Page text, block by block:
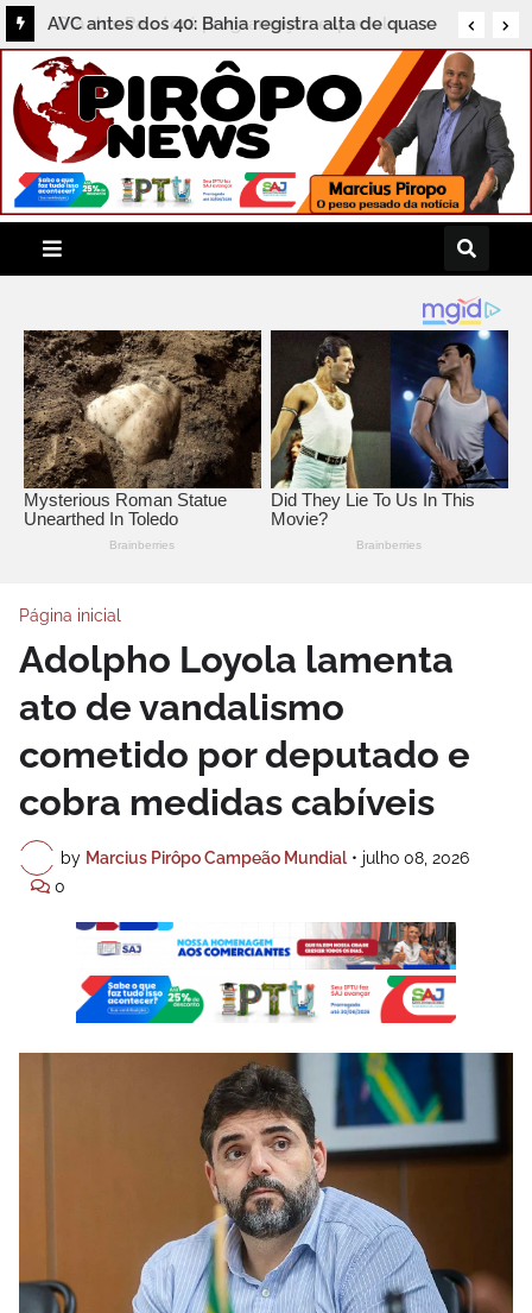
AVC antes dos 40: Bahia registra alta de quase
50% nas internações de jovens
Página inicial
Adolpho Loyola lamenta
ato de vandalismo
cometido por deputado e
cobra medidas cabíveis
by Marcius Pirôpo Campeão Mundial • julho 08, 2026
0